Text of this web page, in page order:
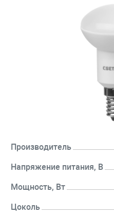
Производитель
Напряжение питания, В
Мощность, Вт
Цоколь